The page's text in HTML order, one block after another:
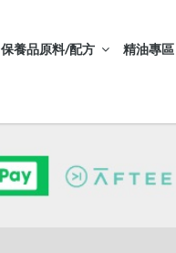
保養品原料/配方 精油專區